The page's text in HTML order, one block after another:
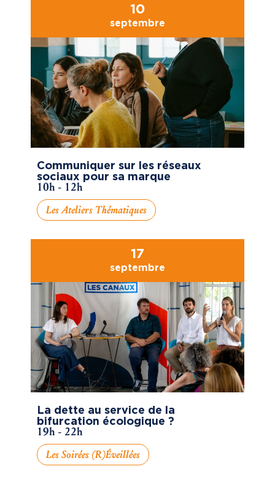
10
septembre
Communiquer sur les réseaux
sociaux pour sa marque
10h - 12h
Les Ateliers Thématiques
17
septembre
La dette au service de la
bifurcation écologique ?
19h - 22h
Les Soirées (R)éveillées